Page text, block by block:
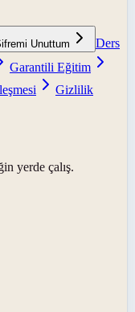
Unuttum
Ders
Garantili Eğitim
Gizlilik
yerde çalış.